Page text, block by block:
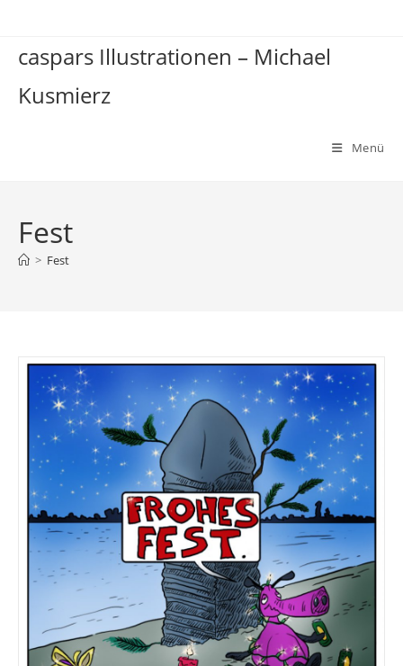
springen
caspars Illustrationen – Michael
Kusmierz
Menü
Fest
> Fest